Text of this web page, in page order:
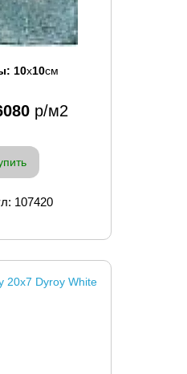
10x10см
р/м2
107420
20x7 Dyroy White